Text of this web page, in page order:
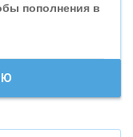
пополнения в